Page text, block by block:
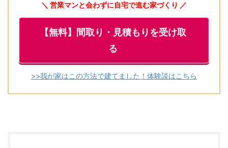
＼ 営業マンと会わずに自宅で進む家づくり ／
【無料】間取り・見積もりを受け取
る
>>我が家はこの方法で建てました！体験談はこちら